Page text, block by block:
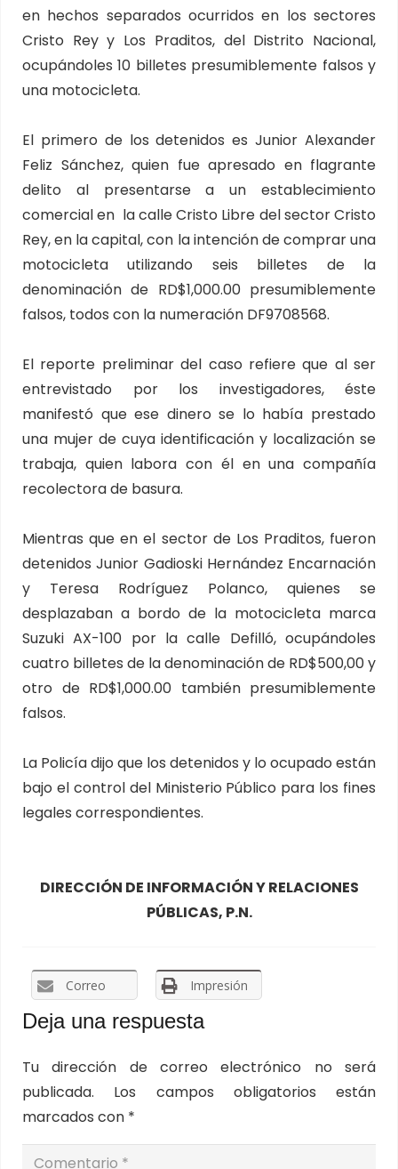
en hechos separados ocurridos en los sectores
Cristo Rey y Los Praditos, del Distrito Nacional,
ocupándoles 10 billetes presumiblemente falsos y
una motocicleta.
El primero de los detenidos es Junior Alexander
Feliz Sánchez, quien fue apresado en flagrante
delito al presentarse a un establecimiento
comercial en la calle Cristo Libre del sector Cristo
Rey, en la capital, con la intención de comprar una
motocicleta utilizando seis billetes de la
denominación de RD$1,000.00 presumiblemente
falsos, todos con la numeración DF9708568.
El reporte preliminar del caso refiere que al ser
entrevistado por los investigadores, éste
manifestó que ese dinero se lo había prestado
una mujer de cuya identificación y localización se
trabaja, quien labora con él en una compañía
recolectora de basura.
Mientras que en el sector de Los Praditos, fueron
detenidos Junior Gadioski Hernández Encarnación
y Teresa Rodríguez Polanco, quienes se
desplazaban a bordo de la motocicleta marca
Suzuki AX-100 por la calle Defilló, ocupándoles
cuatro billetes de la denominación de RD$500,00 y
otro de RD$1,000.00 también presumiblemente
falsos.
La Policía dijo que los detenidos y lo ocupado están
bajo el control del Ministerio Público para los fines
legales correspondientes.
DIRECCIÓN DE INFORMACIÓN Y RELACIONES
PÚBLICAS, P.N.
Correo Impresión
Deja una respuesta
Tu dirección de correo electrónico no será
publicada.
Los campos obligatorios están
marcados con *